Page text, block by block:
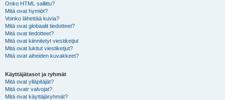
Onko HTML sallittu?
Mitä ovat hymiöt?
Voinko lähettää kuvia?
Mitä ovat globaalit tiedotteet?
Mitä ovat tiedotteet?
Mitä ovat kiinnitetyt viestiketjut
Mitä ovat lukitut viestiketjut?
Mitä ovat aiheiden kuvakkeet?
Käyttäjätasot ja ryhmät
Mitä ovat ylläpitäjät?
Mitä ovatr valvojat?
Mitä ovat käyttäjäryhmät?